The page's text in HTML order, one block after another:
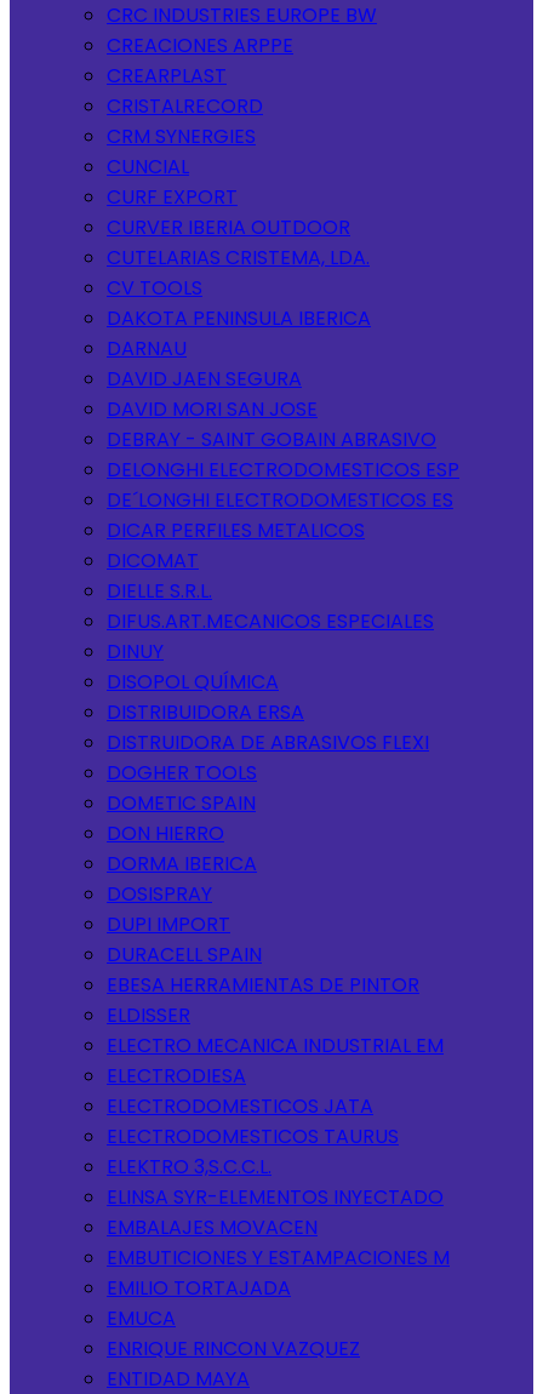
CRC INDUSTRIES EUROPE BW
CREACIONES ARPPE
CREARPLAST
CRISTALRECORD
CRM SYNERGIES
CUNCIAL
CURF EXPORT
CURVER IBERIA OUTDOOR
CUTELARIAS CRISTEMA, LDA.
CV TOOLS
DAKOTA PENINSULA IBERICA
DARNAU
DAVID JAEN SEGURA
DAVID MORI SAN JOSE
DEBRAY - SAINT GOBAIN ABRASIVO
DELONGHI ELECTRODOMESTICOS ESP
DE´LONGHI ELECTRODOMESTICOS ES
DICAR PERFILES METALICOS
DICOMAT
DIELLE S.R.L.
DIFUS.ART.MECANICOS ESPECIALES
DINUY
DISOPOL QUÍMICA
DISTRIBUIDORA ERSA
DISTRUIDORA DE ABRASIVOS FLEXI
DOGHER TOOLS
DOMETIC SPAIN
DON HIERRO
DORMA IBERICA
DOSISPRAY
DUPI IMPORT
DURACELL SPAIN
EBESA HERRAMIENTAS DE PINTOR
ELDISSER
ELECTRO MECANICA INDUSTRIAL EM
ELECTRODIESA
ELECTRODOMESTICOS JATA
ELECTRODOMESTICOS TAURUS
ELEKTRO 3,S.C.C.L.
ELINSA SYR-ELEMENTOS INYECTADO
EMBALAJES MOVACEN
EMBUTICIONES Y ESTAMPACIONES M
EMILIO TORTAJADA
EMUCA
ENRIQUE RINCON VAZQUEZ
ENTIDAD MAYA